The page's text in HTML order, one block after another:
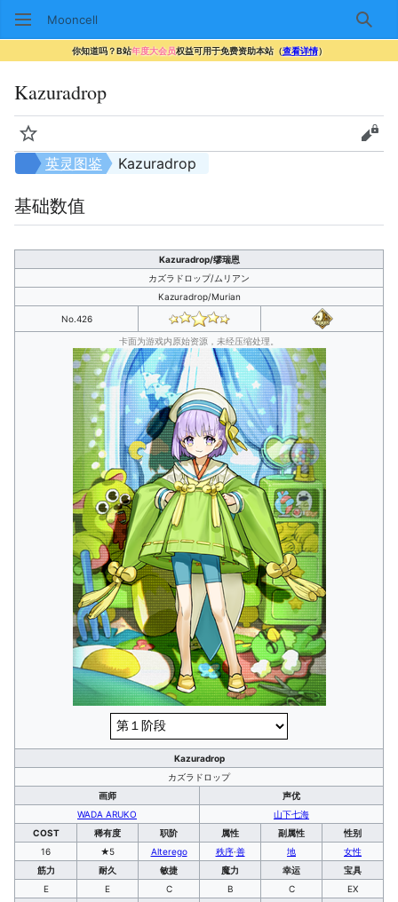
Mooncell 搜索
你知道吗？B站年度大会员权益可用于免费资助本站（查看详情）
Kazuradrop
监视 查看
Kazuradrop
英灵图鉴
基础数值
Kazuradrop/缪瑞恩
カズラドロップ/ムリアン
Kazuradrop/Murian
No.426
卡面为游戏内原始资源，未经压缩处理。
Kazuradrop
カズラドロップ
画师
声优
WADA ARUKO
山下七海
COST
稀有度 职阶 属性 副属性
性别
16
★5 Alterego 秩序·善 地
女性
筋力
耐久 敏捷 魔力 幸运
宝具
E
E C B C
EX